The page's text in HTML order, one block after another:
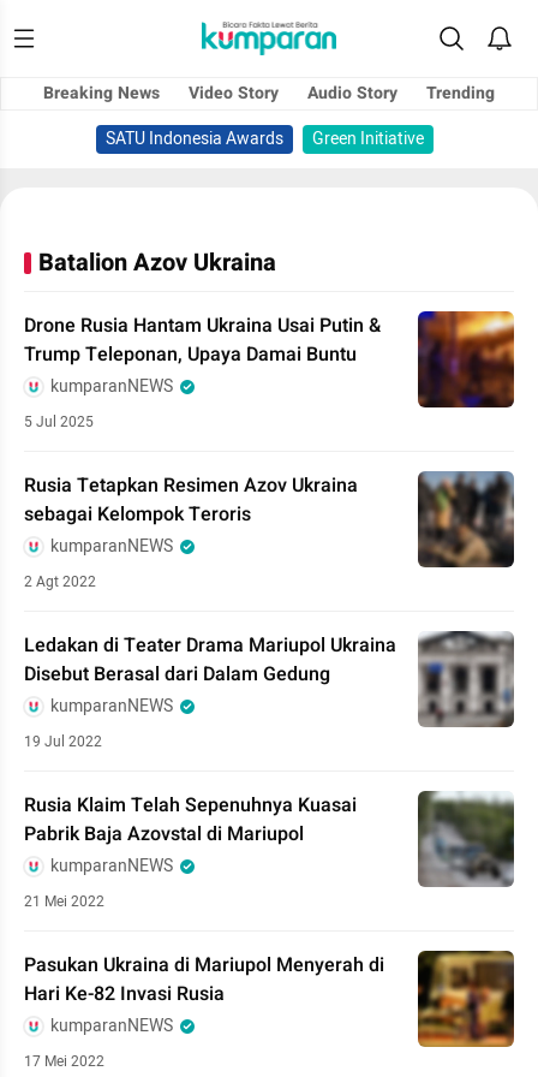
Breaking News Video Story Audio Story
Trending
SATU Indonesia Awards
Green Initiative
Batalion Azov Ukraina
Drone Rusia Hantam Ukraina Usai Putin &
Trump Teleponan, Upaya Damai Buntu
kumparanNEWS
5 Jul 2025
Rusia Tetapkan Resimen Azov Ukraina
sebagai Kelompok Teroris
kumparanNEWS
2 Agt 2022
Ledakan di Teater Drama Mariupol Ukraina
Disebut Berasal dari Dalam Gedung
kumparanNEWS
19 Jul 2022
Rusia Klaim Telah Sepenuhnya Kuasai
Pabrik Baja Azovstal di Mariupol
kumparanNEWS
21 Mei 2022
Pasukan Ukraina di Mariupol Menyerah di
Hari Ke-82 Invasi Rusia
kumparanNEWS
17 Mei 2022